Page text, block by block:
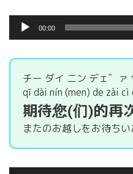
レ
00:00
チー ダイ ニン デェ゛ァ
qī dài nín (men) de zài cì
期待您(们)的再
またのお越しをお待ち